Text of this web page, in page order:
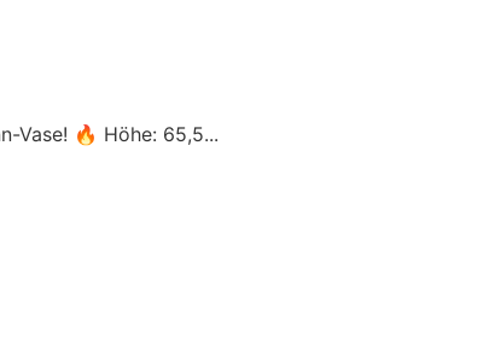
Vase! 🔥 Höhe: 65,5...